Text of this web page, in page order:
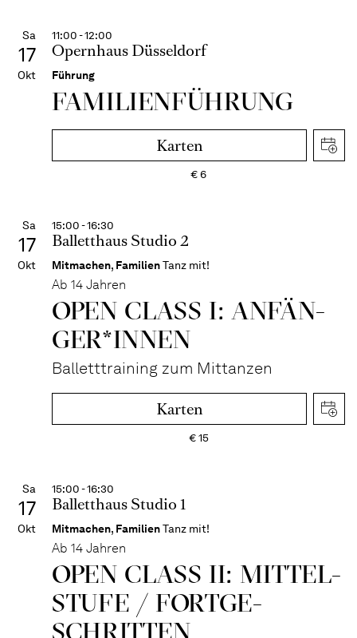
Sa
17
Okt
11:00 - 12:00
Opernhaus Düsseldorf
Führung
FAMI­LIEN­FÜH­RUNG
Karten
€6
Sa
17
Okt
15:00 - 16:30
Balletthaus Studio 2
Mitmachen, FamilienTanz mit!
Ab 14 Jahren
OPEN CLASS I: ANFÄN­
GER*IN­NEN
Balletttraining zum Mittanzen
Karten
€15
Sa
17
Okt
15:00 - 16:30
Balletthaus Studio 1
Mitmachen, FamilienTanz mit!
Ab 14 Jahren
OPEN CLASS II: MITTEL­
STUFE / FORT­GE­
SCHRITTEN